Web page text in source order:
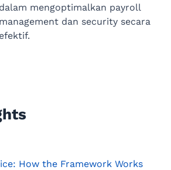
dalam mengoptimalkan payroll
management dan security secara
efektif.
How the Framework Works